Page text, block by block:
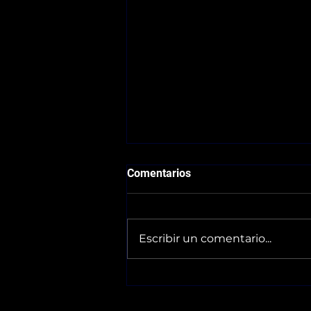
Horarios 30/05-31/05
Comentarios
Escribir un comentario...